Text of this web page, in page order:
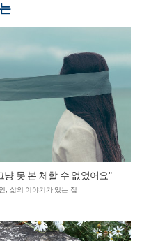
냥 못 본 체할 수 없었어요"
, 삶의 이야기가 있는 집